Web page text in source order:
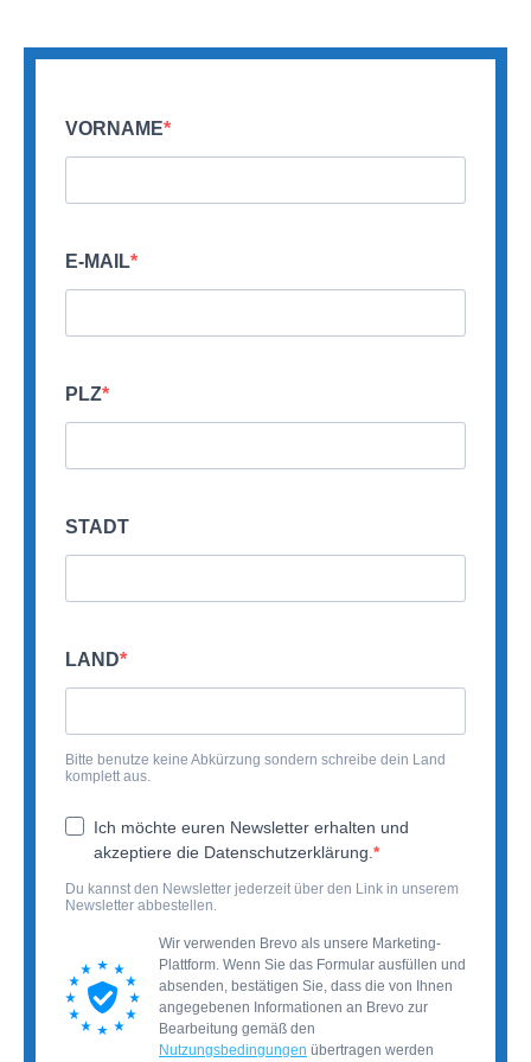
VORNAME
E-MAIL
PLZ
STADT
LAND
Bitte benutze keine Abkürzung sondern schreibe dein Land
komplett aus.
Ich möchte euren Newsletter erhalten und
akzeptiere die Datenschutzerklärung.
Du kannst den Newsletter jederzeit über den Link in unserem
Newsletter abbestellen.
Wir verwenden Brevo als unsere Marketing-
Plattform. Wenn Sie das Formular ausfüllen und
absenden, bestätigen Sie, dass die von Ihnen
angegebenen Informationen an Brevo zur
Bearbeitung gemäß den
Nutzungsbedingungen übertragen werden